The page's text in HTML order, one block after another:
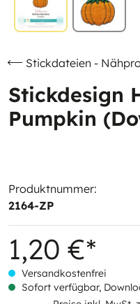
Stickdateien -
Stickdesign
Pumpkin
Produktnummer:
2164-ZP
1,20 €*
Versandkostenfrei
Sofort verfügbar,